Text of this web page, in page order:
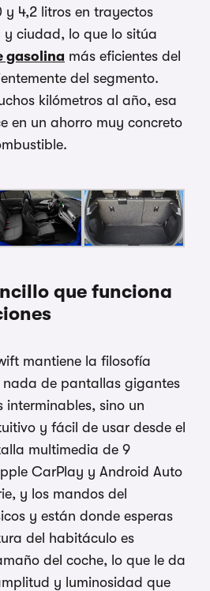
y 4,2 litros en trayectos
y ciudad, lo que lo sitúa
gasolina más eficientes del
del segmento.
kilómetros al año, esa
en un ahorro muy concreto
que funciona
mantiene la filosofía
nada de pantallas gigantes
interminables, sino un
y fácil de usar desde el
multimedia de 9
CarPlay y Android Auto
y los mandos del
y están donde esperas
del habitáculo es
del coche, lo que le da
y luminosidad que